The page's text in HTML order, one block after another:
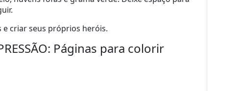
criar seus próprios heróis.
Páginas para colorir